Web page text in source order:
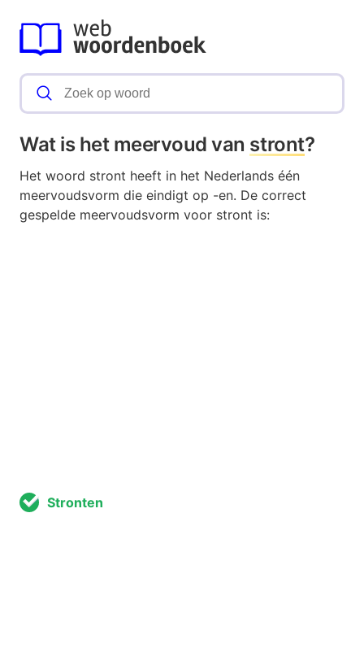
Wat is het meervoud van stront?
Het woord stront heeft in het Nederlands één
meervoudsvorm die eindigt op -en. De correct
gespelde meervoudsvorm voor stront is:
Stronten